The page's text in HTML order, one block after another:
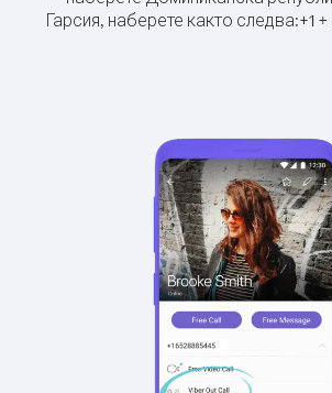
Гарсия, наберете както следва:+1 +